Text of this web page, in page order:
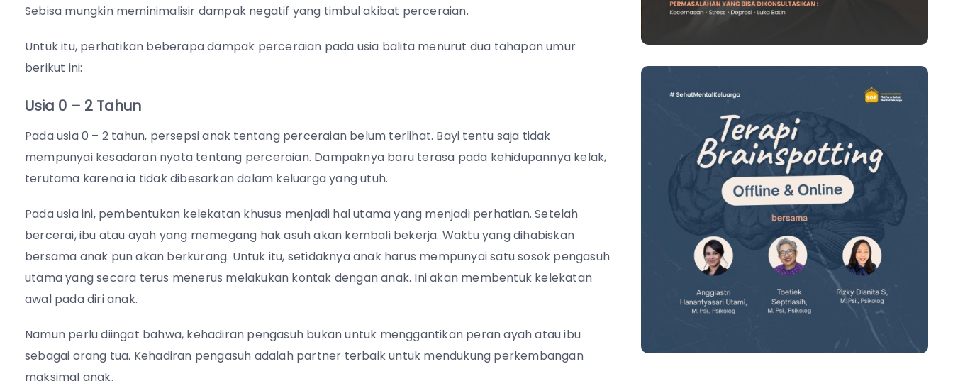
Sebisa mungkin meminimalisir dampak negatif yang timbul akibat perceraian.
Untuk itu, perhatikan beberapa dampak perceraian pada usia balita menurut dua tahapan umur
berikut ini:
Usia 0 – 2 Tahun
Pada usia 0 – 2 tahun, persepsi anak tentang perceraian belum terlihat. Bayi tentu saja tidak
mempunyai kesadaran nyata tentang perceraian. Dampaknya baru terasa pada kehidupannya kelak,
terutama karena ia tidak dibesarkan dalam keluarga yang utuh.
Pada usia ini, pembentukan kelekatan khusus menjadi hal utama yang menjadi perhatian. Setelah
bercerai, ibu atau ayah yang memegang hak asuh akan kembali bekerja. Waktu yang dihabiskan
bersama anak pun akan berkurang. Untuk itu, setidaknya anak harus mempunyai satu sosok pengasuh
utama yang secara terus menerus melakukan kontak dengan anak. Ini akan membentuk kelekatan
awal pada diri anak.
Namun perlu diingat bahwa, kehadiran pengasuh bukan untuk menggantikan peran ayah atau ibu
sebagai orang tua. Kehadiran pengasuh adalah partner terbaik untuk mendukung perkembangan
maksimal anak.